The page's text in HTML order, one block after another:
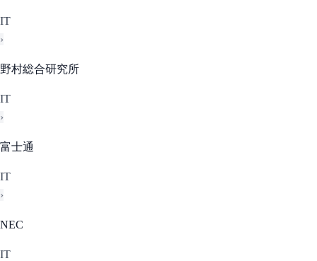
IT
›
野村総合研究所
IT
›
富士通
IT
›
NEC
IT